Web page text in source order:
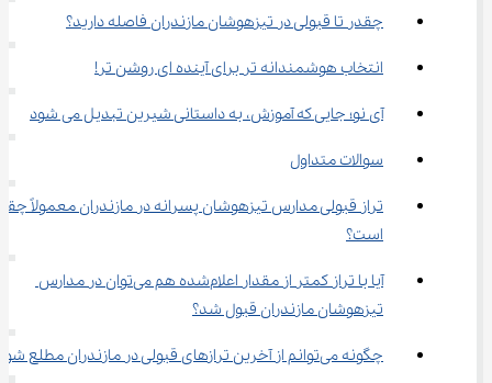
چقدر تا قبولی در تیزهوشان مازندران فاصله دارید؟
انتخاب هوشمندانه تر برای آینده ای روشن تر!
آی‌ نو؛ جایی که آموزش، به داستانی شیرین تبدیل می شود
سوالات متداول
تراز قبولی مدارس تیزهوشان پسرانه در مازندران معمولاً
است؟
آیا با تراز کمتر از مقدار اعلام‌شده هم می‌توان در مدارس
تیزهوشان مازندران قبول شد؟
چگونه می‌توانم از آخرین ترازهای قبولی در مازندران مطلع شوم؟